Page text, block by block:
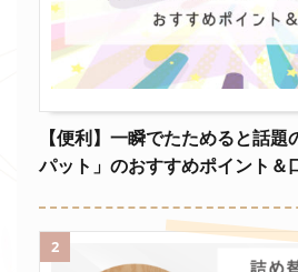
【便利】一瞬でたためると話
パット」のおすすめポイント＆
2